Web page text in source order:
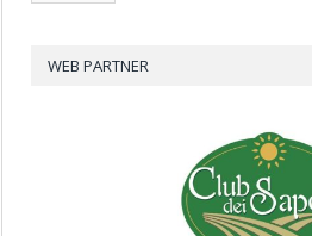
WEB PARTNER